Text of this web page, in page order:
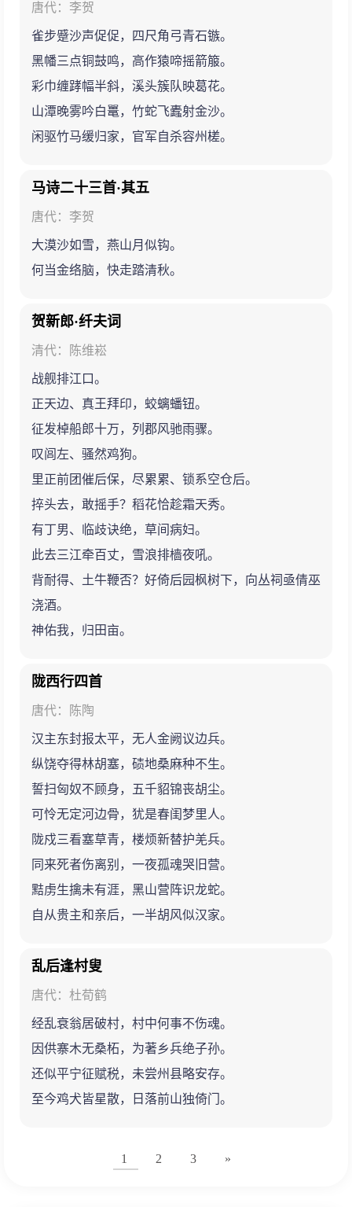
唐代：李贺
雀步蹙沙声促促，四尺角弓青石镞。
黑幡三点铜鼓鸣，高作猿啼摇箭箙。
彩巾缠踍幅半斜，溪头簇队映葛花。
山潭晚雾吟白鼍，竹蛇飞蠹射金沙。
闲驱竹马缓归家，官军自杀容州槎。
马诗二十三首·其五
唐代：李贺
大漠沙如雪，燕山月似钩。
何当金络脑，快走踏清秋。
贺新郎·纤夫词
清代：陈维崧
战舰排江口。
正天边、真王拜印，蛟螭蟠钮。
征发棹船郎十万，列郡风驰雨骤。
叹闾左、骚然鸡狗。
里正前团催后保，尽累累、锁系空仓后。
捽头去，敢摇手？稻花恰趁霜天秀。
有丁男、临歧诀绝，草间病妇。
此去三江牵百丈，雪浪排樯夜吼。
背耐得、土牛鞭否？好倚后园枫树下，向丛祠亟倩巫
浇酒。
神佑我，归田亩。
陇西行四首
唐代：陈陶
汉主东封报太平，无人金阙议边兵。
纵饶夺得林胡塞，碛地桑麻种不生。
誓扫匈奴不顾身，五千貂锦丧胡尘。
可怜无定河边骨，犹是春闺梦里人。
陇戍三看塞草青，楼烦新替护羌兵。
同来死者伤离别，一夜孤魂哭旧营。
黠虏生擒未有涯，黑山营阵识龙蛇。
自从贵主和亲后，一半胡风似汉家。
乱后逢村叟
唐代：杜荀鹤
经乱衰翁居破村，村中何事不伤魂。
因供寨木无桑柘，为著乡兵绝子孙。
还似平宁征赋税，未尝州县略安存。
至今鸡犬皆星散，日落前山独倚门。
1 2 3 »